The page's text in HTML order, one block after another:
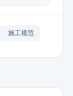
施工规范